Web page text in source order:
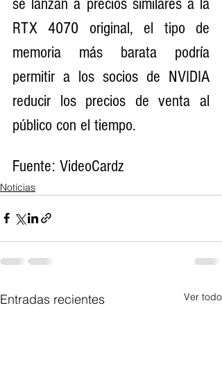
RTX 4070 original, el tipo de
memoria más barata podría
permitir a los socios de NVIDIA
reducir los precios de venta al
público con el tiempo.
Fuente: VideoCardz
Noticias
Entradas recientes Ver todo